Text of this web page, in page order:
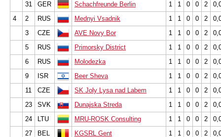
31
GER Schachfreunde Berlin 1 1 0 0 2
4
2 RUS Mednyi Vsadnik 1 1 0 0 2
3
CZE AVE Novy Bor 1 1 0 0 2
5
RUS Primorsky District 1 1 0 0 2
6
RUS Molodezka 1 1 0 0 2
9
ISR Beer Sheva 1 1 0 0 2
11
CZE SK Joly Lysa nad Labem 1 1 0 0 2
23
SVK Dunajska Streda 1 1 0 0 2
24
LTU MRU-ROSK Consulting 1 1 0 0 2
27
BEL KGSRL Gent 1 1 0 0 2